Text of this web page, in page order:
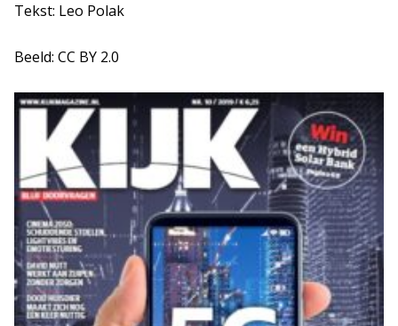
Tekst: Leo Polak
Beeld: CC BY 2.0